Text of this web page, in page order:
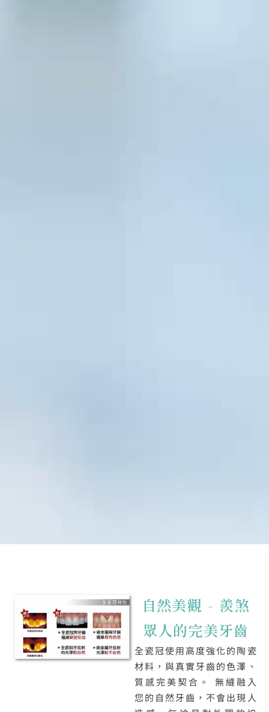
自然美觀 - 羨煞
眾人的完美牙齒
全瓷冠使用高度強化的陶瓷
材料，與真實牙齒的色澤、
質感完美契合。 無縫融入
您的自然牙齒，不會出現人